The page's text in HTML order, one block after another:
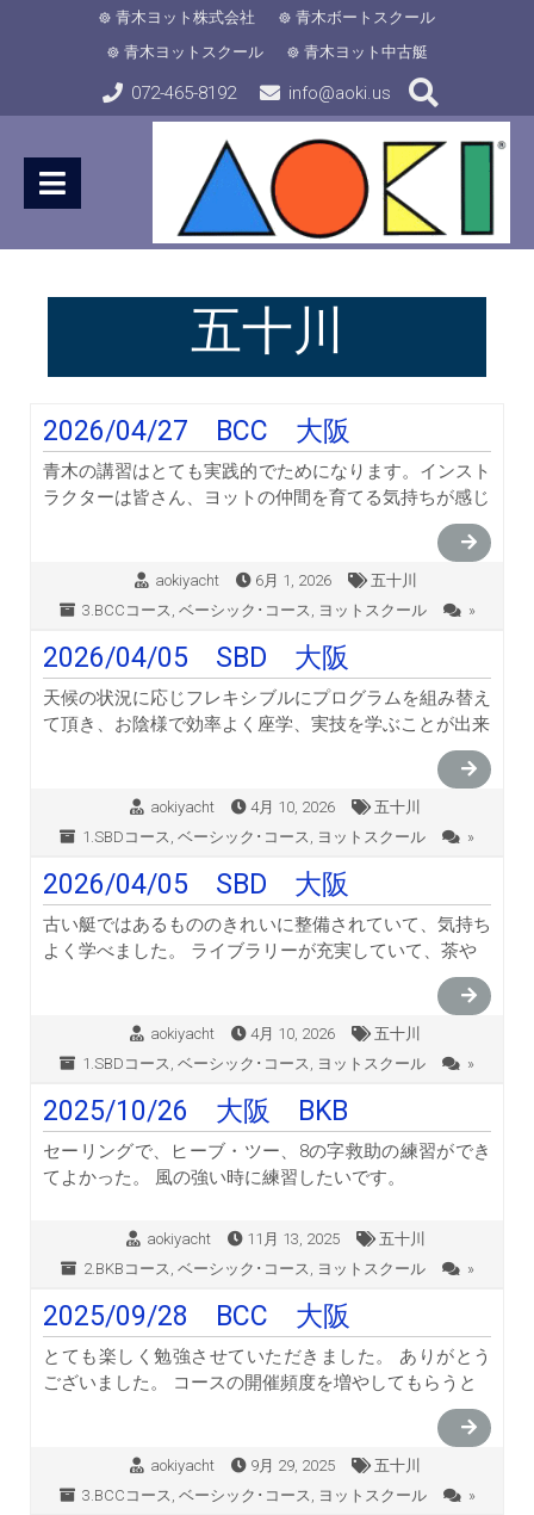
青木ヨット株式会社
青木ボートスクール
青木ヨットスクール
青木ヨット中古艇
072-465-8192 info@aoki.us
五十川
2026/04/27 BCC 大阪
青木の講習はとても実践的でためになります。インスト
ラクターは皆さん、ヨットの仲間を育てる気持ちが感じ
aokiyacht 6月 1, 2026
五十川
3.BCCコース, ベーシック･コース, ヨットスクール »
2026/04/05 SBD 大阪
天候の状況に応じフレキシブルにプログラムを組み替え
て頂き、お陰様で効率よく座学、実技を学ぶことが出来
aokiyacht 4月 10, 2026
五十川
1.SBDコース, ベーシック･コース, ヨットスクール »
2026/04/05 SBD 大阪
古い艇ではあるもののきれいに整備されていて、気持ち
よく学べました。 ライブラリーが充実していて、茶や
aokiyacht 4月 10, 2026
五十川
1.SBDコース, ベーシック･コース, ヨットスクール »
2025/10/26 大阪 BKB
セーリングで、ヒーブ・ツー、8の字救助の練習ができ
てよかった。 風の強い時に練習したいです。
aokiyacht 11月 13, 2025
五十川
2.BKBコース, ベーシック･コース, ヨットスクール »
2025/09/28 BCC 大阪
とても楽しく勉強させていただきました。 ありがとう
ございました。 コースの開催頻度を増やしてもらうと
aokiyacht 9月 29, 2025
五十川
3.BCCコース, ベーシック･コース, ヨットスクール »